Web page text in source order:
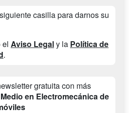
casilla para darnos su
el Aviso Legaly la Política de
.
gratuita con más
en Electromecánica de